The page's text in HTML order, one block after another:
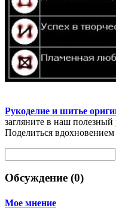
Рукоделие и шитье
загляните в наш полезный
Поделиться вдохновением
Обсуждение (0)
Мое мнение